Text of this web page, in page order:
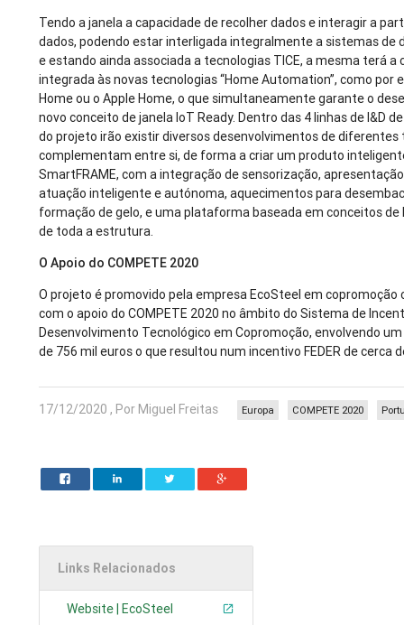
Tendo a janela a capacidade de recolher dados e interagir a
dados, podendo estar interligada integralmente a sistemas de
e estando ainda associada a tecnologias TICE, a mesma terá a
integrada às novas tecnologias “Home Automation”, como por
Home ou o Apple Home, o que simultaneamente garante o
novo conceito de janela IoT Ready. Dentro das 4 linhas de I&D
do projeto irão existir diversos desenvolvimentos de diferentes
complementam entre si, de forma a criar um produto
SmartFRAME, com a integração de sensorização,
atuação inteligente e autónoma, aquecimentos para
formação de gelo, e uma plataforma baseada em conceitos
de toda a estrutura.
O Apoio do COMPETE 2020
O projeto é promovido pela empresa EcoSteel em copromoção
com o apoio do COMPETE 2020 no âmbito do Sistema de
Desenvolvimento Tecnológico em Copromoção, envolvendo
de 756 mil euros o que resultou num incentivo FEDER de cerca
17/12/2020 , Por Miguel Freitas COMPETE 2020
Europa
Links Relacionados
Website | EcoSteel